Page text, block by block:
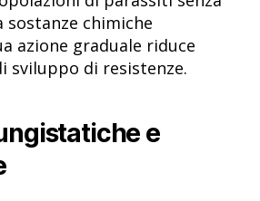
chimiche
azione graduale riduce
sviluppo di resistenze.
e